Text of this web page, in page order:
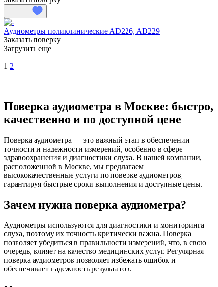
Аудиометры поликлинические AD226, AD229
Заказать поверку
Загрузить еще
1 2
Поверка аудиометра в Москве: быстро,
качественно и по доступной цене
Поверка аудиометра — это важный этап в обеспечении
точности и надежности измерений, особенно в сфере
здравоохранения и диагностики слуха. В нашей компании,
расположенной в Москве, мы предлагаем
высококачественные услуги по поверке аудиометров,
гарантируя быстрые сроки выполнения и доступные цены.
Зачем нужна поверка аудиометра?
Аудиометры используются для диагностики и мониторинга
слуха, поэтому их точность критически важна. Поверка
позволяет убедиться в правильности измерений, что, в свою
очередь, влияет на качество медицинских услуг. Регулярная
поверка аудиометров позволяет избежать ошибок и
обеспечивает надежность результатов.